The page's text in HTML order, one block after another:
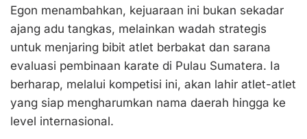
Egon menambahkan, kejuaraan ini bukan sekadar
ajang adu tangkas, melainkan wadah strategis
untuk menjaring bibit atlet berbakat dan sarana
evaluasi pembinaan karate di Pulau Sumatera. Ia
berharap, melalui kompetisi ini, akan lahir atlet-atlet
yang siap mengharumkan nama daerah hingga ke
level internasional.